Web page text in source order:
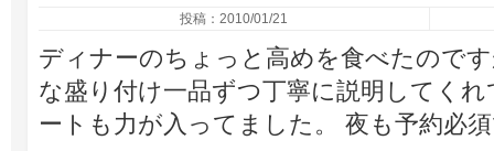
投稿：2010/01/21
ディナーのちょっと高めを食べたので
な盛り付け一品ずつ丁寧に説明してく
ートも力が入ってました。 夜も予約必